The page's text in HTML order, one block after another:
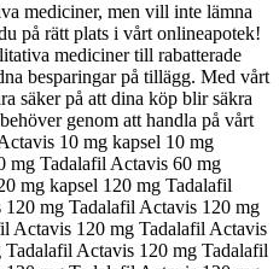
mediciner, men vill inte lämna
på rätt plats i vårt onlineapotek!
mediciner till rabatterade
besparingar på tillägg. Med vårt
säker på att dina köp blir säkra
genom att handla på vårt
10 mg kapsel 10 mg
mg Tadalafil Actavis 60 mg
mg kapsel 120 mg Tadalafil
mg Tadalafil Actavis 120 mg
Actavis 120 mg Tadalafil Actavis
Actavis 120 mg Tadalafil